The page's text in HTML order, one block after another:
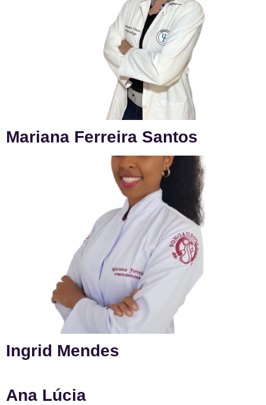
Mariana Ferreira Santos
Ingrid Mendes
Ana Lúcia